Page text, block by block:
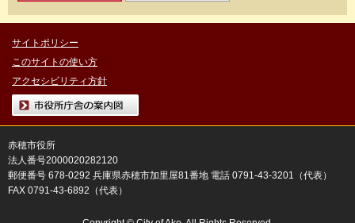
サイトポリシー
このサイトの使い方
アクセシビリティ方針
市役所庁舎の案内図
赤穂市役所
法人番号2000020282120
郵便番号 678-0292 兵庫県赤穂市加里屋81番地 電話 0791-43-3201（代表）
FAX 0791-43-6892（代表）